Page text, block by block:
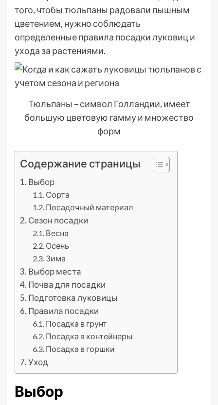
того, чтобы тюльпаны радовали пышным
цветением, нужно соблюдать
определенные правила посадки луковиц и
ухода за растениями.
Тюльпаны – символ Голландии, имеет
большую цветовую гамму и множество
форм
Содержание страницы
Выбор
Сорта
Посадочный материал
Сезон посадки
Весна
Осень
Зима
Выбор места
Почва для посадки
Подготовка луковицы
Правила посадки
Посадка в грунт
Посадка в контейнеры
Посадка в горшки
Уход
Выбор